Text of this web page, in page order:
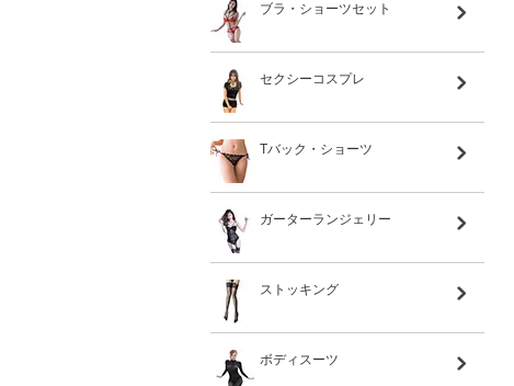
ブラ・ショーツセット
セクシーコスプレ
Tバック・ショーツ
ガーターランジェリー
ストッキング
ボディスーツ